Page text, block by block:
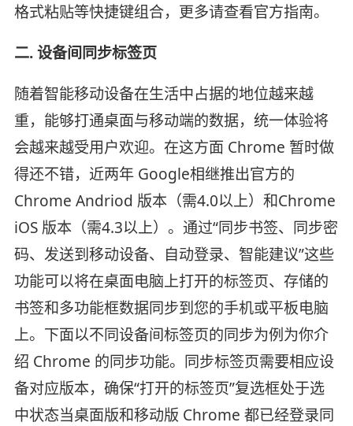
格式粘贴等快捷键组合，更多请查看官方指南。
二. 设备间同步标签页
随着智能移动设备在生活中占据的地位越来越
重，能够打通桌面与移动端的数据，统一体验将
会越来越受用户欢迎。在这方面 Chrome 暂时做
得还不错，近两年 Google相继推出官方的
Chrome Andriod 版本（需4.0以上）和Chrome
iOS 版本（需4.3以上）。通过“同步书签、同步密
码、发送到移动设备、自动登录、智能建议”这些
功能可以将在桌面电脑上打开的标签页、存储的
书签和多功能框数据同步到您的手机或平板电脑
上。下面以不同设备间标签页的同步为例为你介
绍 Chrome 的同步功能。同步标签页需要相应设
备对应版本，确保“打开的标签页”复选框处于选
中状态当桌面版和移动版 Chrome 都已经登录同